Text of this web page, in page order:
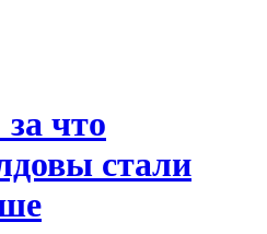
что
стали